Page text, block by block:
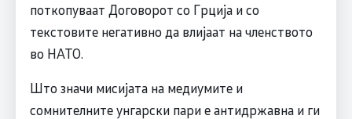
поткопуваат Договорот со Грција и со
текстовите негативно да влијаат на членството
во НАТО.
Што значи мисијата на медиумите и
сомнителните унгарски пари е антидржавна и ги